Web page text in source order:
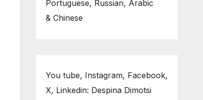
Portuguese, Russian, Arabic
& Chinese
You tube, Instagram, Facebook,
X, Linkedin: Despina Dimotsi